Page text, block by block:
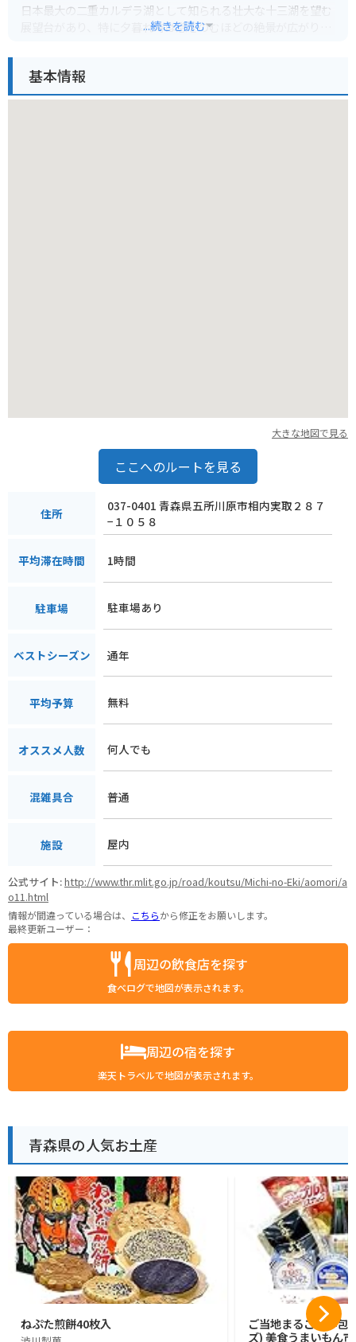
日本最大の二重カルデラ湖として知られる壮大な十三湖を望む
展望台があり、特に夕暮れ時は息をのむほどの絶景が広がりま
遊歩道」が整備されており、自然を満喫しながら散策を楽しむ
ことができます。
...続きを読む
基本情報
大きな地図で見る
ここへのルートを見る
住所
037-0401 青森県五所川原市相内実取２８７
−１０５８
平均滞在時間 1時間
駐車場 駐車場あり
ベストシーズン 通年
平均予算 無料
オススメ人数 何人でも
混雑具合 普通
施設 屋内
公式サイト:http://www.thr.mlit.go.jp/road/koutsu/Michi-no-Eki/aomori/a
o11.html
情報が間違っている場合は、 こちらから修正をお願いします。
最終更新ユーザー：
周辺の飲食店を探す
食べログで地図が表示されます。
周辺の宿を探す
楽天トラベルで地図が表示されます。
青森県の人気お土産
ねぷた煎餅40枚入
ご当地まるごと小包
ズ) 美食うまいもん